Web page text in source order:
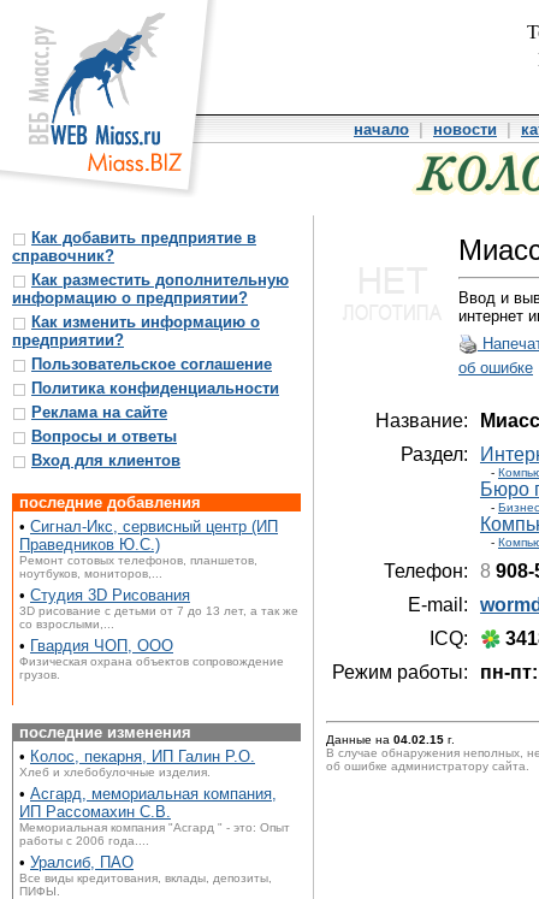
начало новости
Как добавить предприятие в
справочник?
Как разместить дополнительную
информацию о предприятии?
Как изменить информацию о
предприятии?
Пользовательское соглашение
Политика конфиденциальности
Реклама на сайте
Вопросы и ответы
Вход для клиентов
последние добавления
• Сигнал-Икс, сервисный центр (ИП
Праведников Ю.С.)
Ремонт сотовых телефонов, планшетов,
ноутбуков, мониторов,...
• Студия 3D Рисования
3D рисование с детьми от 7 до 13 лет, а так же
со взрослыми,...
• Гвардия ЧОП, ООО
Физическая охрана объектов сопровождение
грузов.
последние изменения
• Колос, пекарня, ИП Галин Р.О.
Хлеб и хлебобулочные изделия.
• Асгард, мемориальная компания,
ИП Рассомахин С.В.
Мемориальная компания "Асгард " - это: Опыт
работы с 2006 года....
• Уралсиб, ПАО
Все виды кредитования, вклады, депозиты,
ПИФЫ.
Ввод и
интернет
об ошибке
Название:
Раздел:
-
Бюро
- Бизнес
-
Телефон: 8 908-
E-mail:
ICQ:
Режим работы:
пн-
Данные на 04.02.15 г.
В случае обнаружения неполных,
об ошибке администратору сайта.